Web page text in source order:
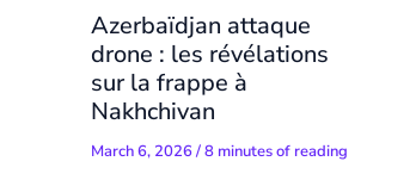
Azerbaïdjan attaque
drone : les révélations
sur la frappe à
Nakhchivan
March 6, 2026/8 minutes of reading